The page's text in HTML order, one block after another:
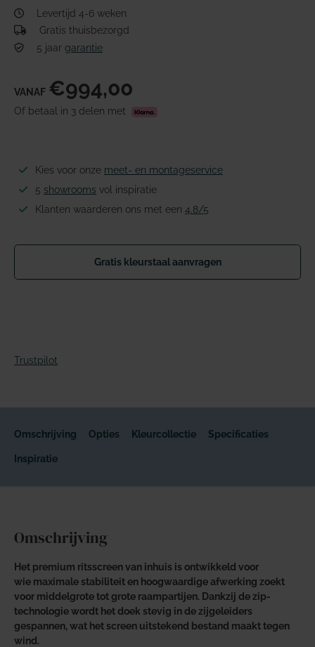
Levertijd 4-6 weken
Gratis thuisbezorgd
5 jaar garantie
VANAF €994,00
Of betaal in 3 delen met
Kies voor onze meet- en montageservice
5 showrooms vol inspiratie
Klanten waarderen ons met een 4.8/5
Gratis kleurstaal aanvragen
Trustpilot
Omschrijving Opties Kleurcollectie Specificaties
Inspiratie
Omschrijving
Het premium ritsscreen van inhuis is ontwikkeld voor
wie maximale stabiliteit en hoogwaardige afwerking zoekt
voor middelgrote tot grote raampartijen. Dankzij de zip-
technologie wordt het doek stevig in de zijgeleiders
gespannen, wat het screen uitstekend bestand maakt tegen
wind.